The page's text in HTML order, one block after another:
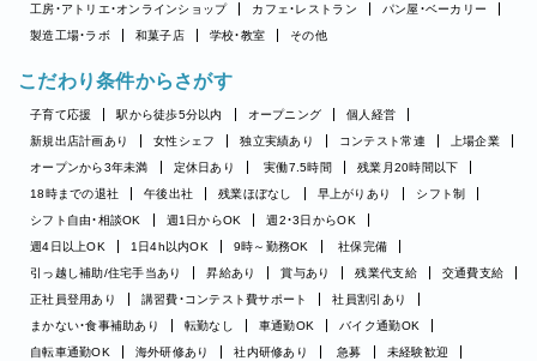
工房・アトリエ・オンラインショップ
カフェ・レストラン
パン屋・ベーカリー
製造工場・ラボ
和菓子店 学校・教室 その他
こだわり条件からさがす
子育て応援 駅から徒歩5分以内 オープニング
個人経営
新規出店計画あり
女性シェフ 独立実績あり コンテスト常連
上場企業
オープンから3年未満
定休日あり 実働7.5時間
残業月20時間以下
18時までの退社
午後出社 残業ほぼなし 早上がりあり
シフト制
シフト自由・相談OK
週1日からOK
週2・3日からOK
週4日以上OK
1日4h以内OK 9時～勤務OK
社保完備
引っ越し補助/住宅手当あり
昇給あり 賞与あり 残業代支給
交通費支給
正社員登用あり
講習費・コンテスト費サポート
社員割引あり
まかない・食事補助あり
転勤なし 車通勤OK
バイク通勤OK
自転車通勤OK
海外研修あり 社内研修あり 急募
未経験歓迎